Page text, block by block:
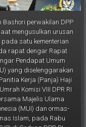
Bashori perwakilan DPP
mengusulkan urusan
pada satu kementerian
rapat dengar Rapat
Pendapat Umum
yang diselenggarakan
Kerja (Panja) Haji
Komisi VIII DPR RI
Majelis Ulama
(MUI) dan ormas-